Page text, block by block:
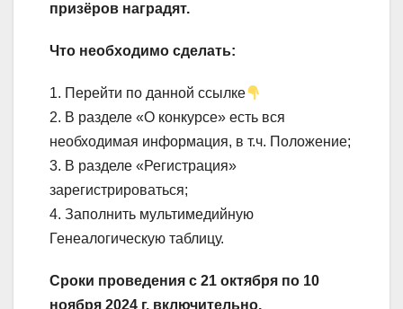
призёров наградят.
Что необходимо сделать:
1. Перейти по данной ссылке
2. В разделе «О конкурсе» есть вся
необходимая информация, в т.ч. Положение;
3. В разделе «Регистрация»
зарегистрироваться;
4. Заполнить мультимедийную
Генеалогическую таблицу.
Сроки проведения с 21 октября по 10
ноября 2024 г. включительно.